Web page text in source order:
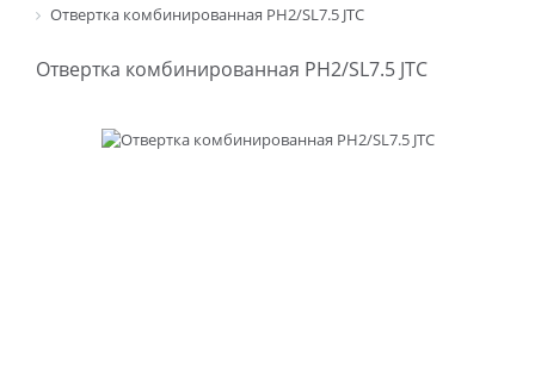
Отвертка комбинированная PH2/SL7.5 JTC
Отвертка комбинированная PH2/SL7.5 JTC